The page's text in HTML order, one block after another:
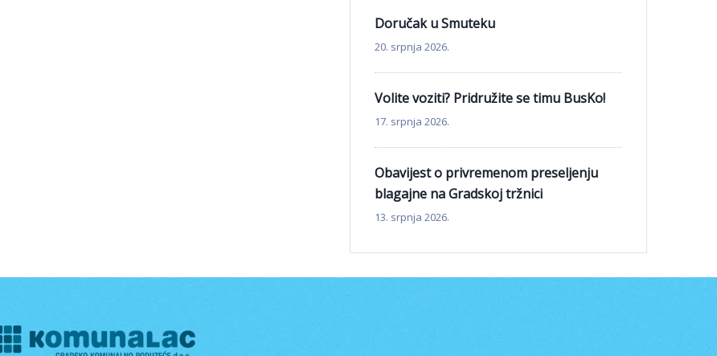
Doručak u Smuteku
20. srpnja 2026.
Volite voziti? Pridružite se timu BusKo!
17. srpnja 2026.
Obavijest o privremenom preseljenju
blagajne na Gradskoj tržnici
13. srpnja 2026.